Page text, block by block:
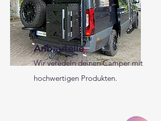
Anbauteile
Wir veredeln deinen Camper mit
hochwertigen Produkten.